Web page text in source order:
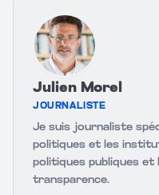
Julien Morel
JOURNALISTE
Je suis journaliste
politiques et les
politiques publiques et
transparence.